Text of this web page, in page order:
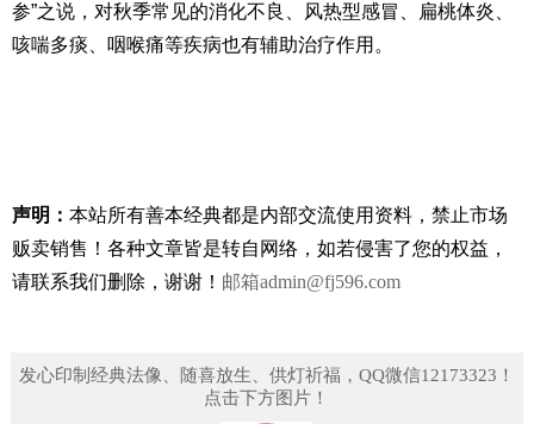
参”之说，对秋季常见的消化不良、风热型感冒、扁桃体炎、
咳喘多痰、咽喉痛等疾病也有辅助治疗作用。
声明： 本站所有善本经典都是内部交流使用资料，禁止市场
贩卖销售！ 各种文章皆是转自网络，如若侵害了您的权益，
请联系我们删除，谢谢！ 邮箱admin@fj596.com
发心印制经典法像、随喜放生、供灯祈福，QQ微信12173323！
点击下方图片！